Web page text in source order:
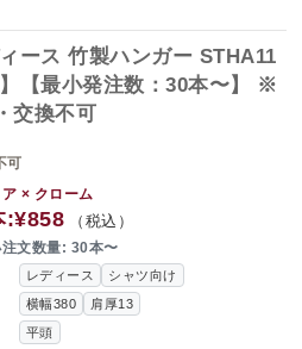
ース 竹製ハンガー STHA11
【最小発注数：30本〜】 ※
交換不可
可
レディース シャツ向け
横幅380 肩厚13
平頭
ア × クローム
:¥858 （税込）
文数量: 30本〜